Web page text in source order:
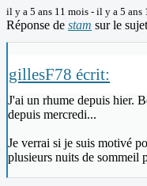
il y a 5 ans 11 mois - il y a 5 ans
Réponse de stam sur le sujet
gillesF78 écrit:
J'ai un rhume depuis hier.
depuis mercredi...
Je verrai si je suis motivé
plusieurs nuits de sommeil